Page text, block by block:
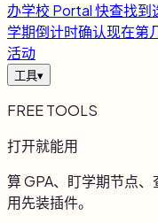
办学校 Portal 快查找到
学期倒计时确认现在第
活动
工具▾
FREE TOOLS
打开就能用
算 GPA、盯学期节点
用先装插件。